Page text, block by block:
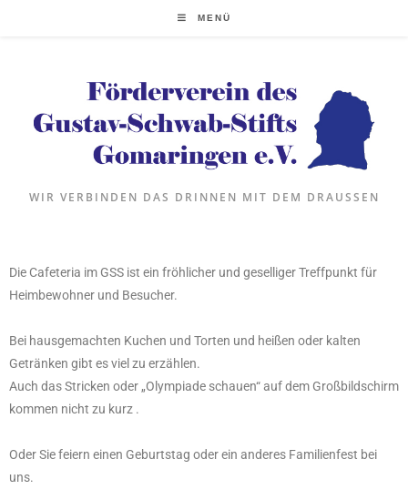
MENÜ
WIR VERBINDEN DAS DRINNEN MIT DEM DRAUSSEN
Die Cafeteria im GSS ist ein fröhlicher und geselliger Treffpunkt für
Heimbewohner und Besucher.
Bei hausgemachten Kuchen und Torten und heißen oder kalten
Getränken gibt es viel zu erzählen.
Auch das Stricken oder „Olympiade schauen“ auf dem Großbildschirm
kommen nicht zu kurz .
Oder Sie feiern einen Geburtstag oder ein anderes Familienfest bei
uns.